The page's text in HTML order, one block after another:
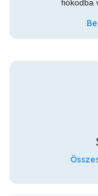
fiókodba